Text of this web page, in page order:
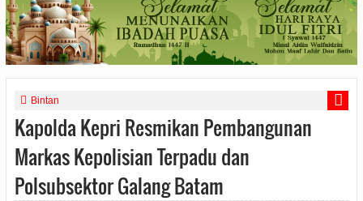
Bintan
Kapolda Kepri Resmikan Pembangunan
Markas Kepolisian Terpadu dan
Polsubsektor Galang Batam